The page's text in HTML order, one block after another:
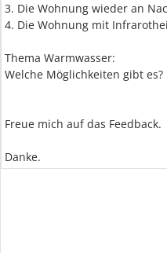
3. Die Wohnung wieder an
4. Die Wohnung mit
Thema Warmwasser:
Welche Möglichkeiten gibt es?
Freue mich auf das Feedback.
Danke.